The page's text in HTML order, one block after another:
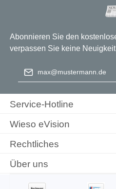
Abonnieren Sie den
verpassen Sie keine
E-Mail-Adresse
einverstanden.
Service-Hotline
Wieso eVision
Rechtliches
Über uns